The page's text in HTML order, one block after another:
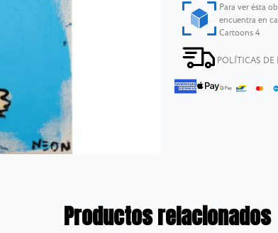
Para ver ésta
encuentra en
Cartoons 4
POLÍTICAS DE
Productos relacionados